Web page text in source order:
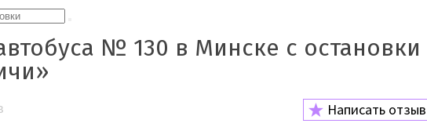
№ 130 в Минске с остановки
Написать отзыв